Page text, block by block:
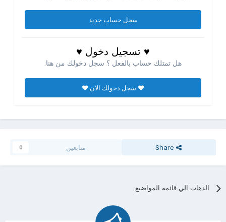
سجل حساب جديد
♥ تسجيل دخول ♥
هل تمتلك حساب بالفعل ؟ سجل دخولك من هنا.
♥ سجل دخولك الان ♥
Share متابعين 0
الذهاب الي قائمه المواضيع